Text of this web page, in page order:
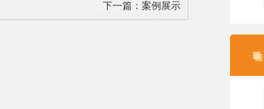
下一篇： 案例展示